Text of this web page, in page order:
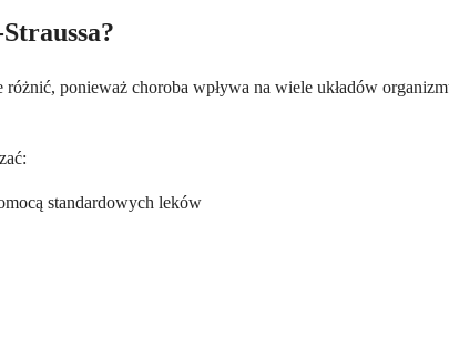
różnić, ponieważ choroba wpływa na wiele układów
standardowych leków